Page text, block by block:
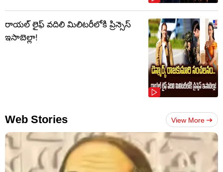
రాయల్ లైఫ్ వదిలి మిలిటరీలోకి ప్రిన్సెస్
ఇసాబెల్లా!
Web Stories View More